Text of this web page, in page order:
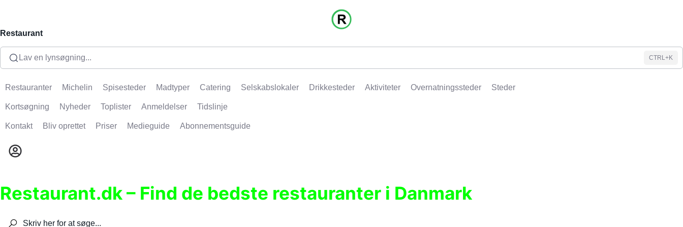
Restaurant
Lav en lynsøgning... CTRL+K
Restauranter Michelin Spisesteder Madtyper Catering Selskabslokaler Drikkesteder Aktiviteter Overnatningssteder Steder
Kortsøgning Nyheder Toplister Anmeldelser Tidslinje
Kontakt Bliv oprettet Priser Medieguide Abonnementsguide
Restaurant.dk – Find de bedste restauranter i Danmark